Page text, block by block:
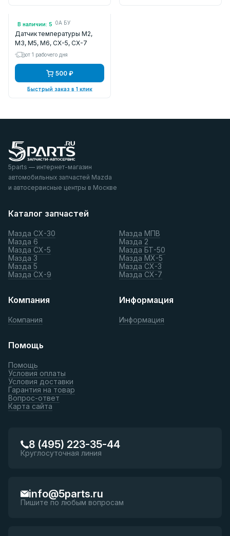
В наличии: 5
Арт.: B59318840A БУ
Датчик температуры M2,
M3, M5, M6, CX-5, CX-7
от 1 рабочего дня
500 ₽
Быстрый заказ в 1 клик
5parts — интернет-магазин
автомобильных запчастей Mazda
и автосервисные центры в Москве
Каталог запчастей
Мазда СХ-30
Мазда 6
Мазда СХ-5
Мазда 3
Мазда 5
Мазда СХ-9
Мазда МПВ
Мазда 2
Мазда БТ-50
Мазда МХ-5
Мазда СХ-3
Мазда СХ-7
Компания
Компания
Информация
Информация
Помощь
Помощь
Условия оплаты
Условия доставки
Гарантия на товар
Вопрос-ответ
Карта сайта
8 (495) 223-35-44
Круглосуточная линия
info@5parts.ru
Пишите по любым вопросам